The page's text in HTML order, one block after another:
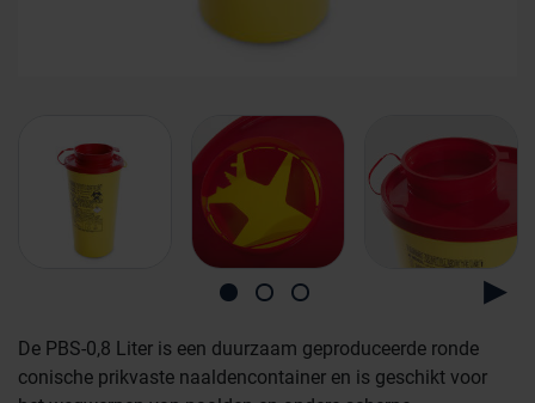
De PBS-0,8 Liter is een duurzaam geproduceerde ronde
conische prikvaste naaldencontainer en is geschikt voor